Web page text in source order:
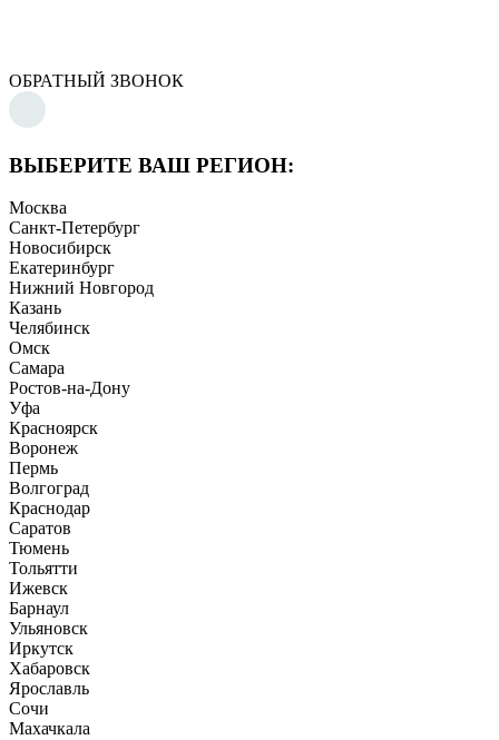
ОБРАТНЫЙ ЗВОНОК
ВЫБЕРИТЕ ВАШ РЕГИОН:
Москва
Санкт-Петербург
Новосибирск
Екатеринбург
Нижний Новгород
Казань
Челябинск
Омск
Самара
Ростов-на-Дону
Уфа
Красноярск
Воронеж
Пермь
Волгоград
Краснодар
Саратов
Тюмень
Тольятти
Ижевск
Барнаул
Ульяновск
Иркутск
Хабаровск
Ярославль
Сочи
Махачкала